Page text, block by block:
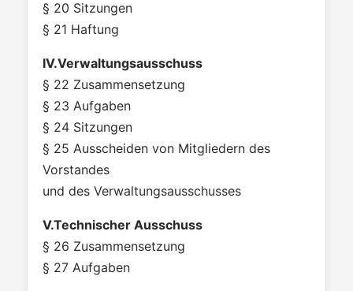
§ 20 Sitzungen
§ 21 Haftung
IV.Verwaltungsausschuss
§ 22 Zusammensetzung
§ 23 Aufgaben
§ 24 Sitzungen
§ 25 Ausscheiden von Mitgliedern des
Vorstandes
und des Verwaltungsausschusses
V.Technischer Ausschuss
§ 26 Zusammensetzung
§ 27 Aufgaben